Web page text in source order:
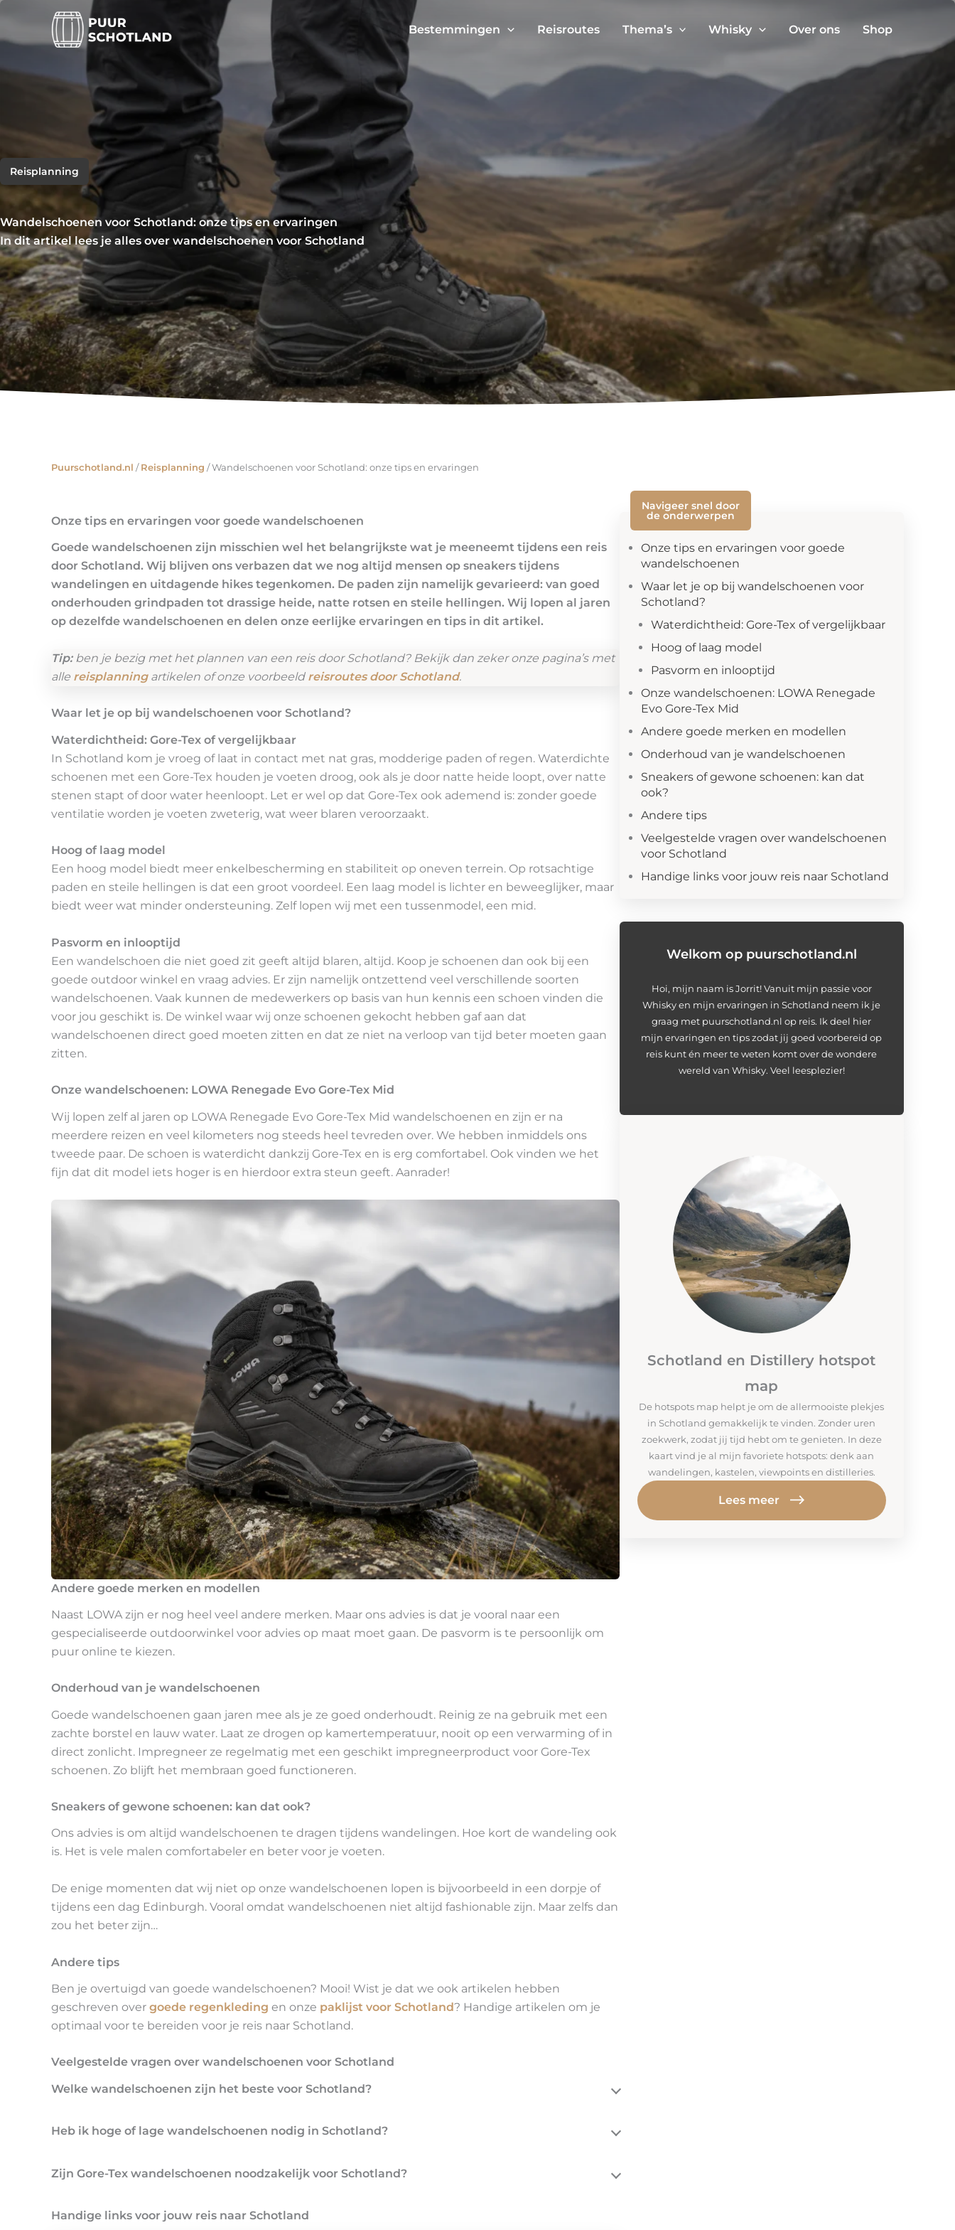
de
Bestemmingen Reisroutes Thema’s Whisky Over ons Shop
Reisplanning
Wandelschoenen voor Schotland: onze tips en ervaringen
In dit artikel lees je alles over wandelschoenen voor Schotland
Puurschotland.nl /Reisplanning /Wandelschoenen voor Schotland: onze tips en ervaringen
Onze tips en ervaringen voor goede wandelschoenen
Goede wandelschoenen zijn misschien wel het belangrijkste wat je meeneemt tijdens een reis
door Schotland. Wij blijven ons verbazen dat we nog altijd mensen op sneakers tijdens
wandelingen en uitdagende hikes tegenkomen. De paden zijn namelijk gevarieerd: van goed
onderhouden grindpaden tot drassige heide, natte rotsen en steile hellingen. Wij lopen al jaren
op dezelfde wandelschoenen en delen onze eerlijke ervaringen en tips in dit artikel.
Tip:ben je bezig met het plannen van een reis door Schotland? Bekijk dan zeker onze pagina’s met
alle reisplanningartikelen of onze voorbeeld reisroutes door Schotland.
Waar let je op bij wandelschoenen voor Schotland?
Waterdichtheid: Gore-Tex of vergelijkbaar
In Schotland kom je vroeg of laat in contact met nat gras, modderige paden of regen. Waterdichte
schoenen met een Gore-Tex houden je voeten droog, ook als je door natte heide loopt, over natte
stenen stapt of door water heenloopt. Let er wel op dat Gore-Tex ook ademend is: zonder goede
ventilatie worden je voeten zweterig, wat weer blaren veroorzaakt.
Hoog of laag model
Een hoog model biedt meer enkelbescherming en stabiliteit op oneven terrein. Op rotsachtige
paden en steile hellingen is dat een groot voordeel. Een laag model is lichter en beweeglijker, maar
biedt weer wat minder ondersteuning. Zelf lopen wij met een tussenmodel, een mid.
Pasvorm en inlooptijd
Een wandelschoen die niet goed zit geeft altijd blaren, altijd. Koop je schoenen dan ook bij een
goede outdoor winkel en vraag advies. Er zijn namelijk ontzettend veel verschillende soorten
wandelschoenen. Vaak kunnen de medewerkers op basis van hun kennis een schoen vinden die
voor jou geschikt is. De winkel waar wij onze schoenen gekocht hebben gaf aan dat
wandelschoenen direct goed moeten zitten en dat ze niet na verloop van tijd beter moeten gaan
zitten.
Onze wandelschoenen: LOWA Renegade Evo Gore-Tex Mid
Wij lopen zelf al jaren op LOWA Renegade Evo Gore-Tex Mid wandelschoenen en zijn er na
meerdere reizen en veel kilometers nog steeds heel tevreden over. We hebben inmiddels ons
tweede paar. De schoen is waterdicht dankzij Gore-Tex en is erg comfortabel. Ook vinden we het
fijn dat dit model iets hoger is en hierdoor extra steun geeft. Aanrader!
Andere goede merken en modellen
Naast LOWA zijn er nog heel veel andere merken. Maar ons advies is dat je vooral naar een
gespecialiseerde outdoorwinkel voor advies op maat moet gaan. De pasvorm is te persoonlijk om
puur online te kiezen.
Onderhoud van je wandelschoenen
Goede wandelschoenen gaan jaren mee als je ze goed onderhoudt. Reinig ze na gebruik met een
zachte borstel en lauw water. Laat ze drogen op kamertemperatuur, nooit op een verwarming of in
direct zonlicht. Impregneer ze regelmatig met een geschikt impregneerproduct voor Gore-Tex
schoenen. Zo blijft het membraan goed functioneren.
Sneakers of gewone schoenen: kan dat ook?
Ons advies is om altijd wandelschoenen te dragen tijdens wandelingen. Hoe kort de wandeling ook
is. Het is vele malen comfortabeler en beter voor je voeten.
De enige momenten dat wij niet op onze wandelschoenen lopen is bijvoorbeeld in een dorpje of
tijdens een dag Edinburgh. Vooral omdat wandelschoenen niet altijd fashionable zijn. Maar zelfs dan
zou het beter zijn…
Andere tips
Ben je overtuigd van goede wandelschoenen? Mooi! Wist je dat we ook artikelen hebben
geschreven over goede regenkleding en onze paklijst voor Schotland? Handige artikelen om je
optimaal voor te bereiden voor je reis naar Schotland.
Veelgestelde vragen over wandelschoenen voor Schotland
Welke wandelschoenen zijn het beste voor Schotland?
Heb ik hoge of lage wandelschoenen nodig in Schotland?
Zijn Gore-Tex wandelschoenen noodzakelijk voor Schotland?
Handige links voor jouw reis naar Schotland
Navigeer snel door
de onderwerpen
Onze tips en ervaringen voor goede
wandelschoenen
Waar let je op bij wandelschoenen voor
Schotland?
Waterdichtheid: Gore-Tex of vergelijkbaar
Hoog of laag model
Pasvorm en inlooptijd
Onze wandelschoenen: LOWA Renegade
Evo Gore-Tex Mid
Andere goede merken en modellen
Onderhoud van je wandelschoenen
Sneakers of gewone schoenen: kan dat
ook?
Andere tips
Veelgestelde vragen over wandelschoenen
voor Schotland
Handige links voor jouw reis naar Schotland
Welkom op puurschotland.nl
Hoi, mijn naam is Jorrit! Vanuit mijn passie voor
Whisky en mijn ervaringen in Schotland neem ik je
graag met puurschotland.nl op reis. Ik deel hier
mijn ervaringen en tips zodat jij goed voorbereid op
reis kunt én meer te weten komt over de wondere
wereld van Whisky. Veel leesplezier!
Schotland en Distillery hotspot
map
De hotspots map helpt je om de allermooiste plekjes
in Schotland gemakkelijk te vinden. Zonder uren
zoekwerk, zodat jij tijd hebt om te genieten. In deze
kaart vind je al mijn favoriete hotspots: denk aan
wandelingen, kastelen, viewpoints en distilleries.
Lees meer